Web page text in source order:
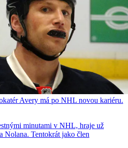
Avery má po NHL novou kariéru.
minutami v NHL, hraje už
Nolana. Tentokrát jako člen